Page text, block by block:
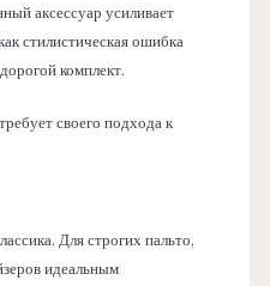
аксессуар усиливает
стилистическая ошибка
комплект.
своего подхода к
Для строгих пальто,
идеальным